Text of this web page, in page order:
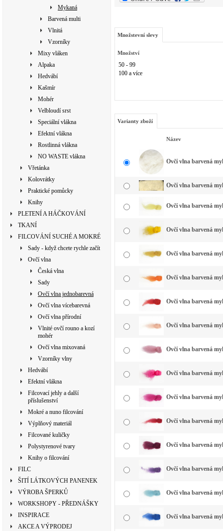
Mykaná
Barvená multi
Vlnitá
Vzorníky
Mixy vláken
Alpaka
Hedvábí
Kašmír
Mohér
Velbloudí srst
Speciální vlákna
Efektní vlákna
Rostlinná vlákna
NO WASTE vlákna
Vřetánka
Kolovrátky
Praktické pomůcky
Knihy
PLETENÍ A HÁČKOVÁNÍ
TKANÍ
FILCOVÁNÍ SUCHÉ A MOKRÉ
Sady - když chcete rychle začít
Ovčí vlna
Česká vlna
Sady
Ovčí vlna jednobarevná
Ovčí vlna vícebarevná
Ovčí vlna přírodní
Vlnité ovčí rouno a kozí
mohér
Ovčí vlna mixovaná
Vzorníky vlny
Hedvábí
Efektní vlákna
Filcovací jehly a další
příslušenství
Mokré a nuno filcování
Výplňový materiál
Filcované kuličky
Polystyrenové tvary
Knihy o filcování
FILC
ŠITÍ LÁTKOVÝCH PANENEK
VÝROBA ŠPERKŮ
WORKSHOPY - PŘEDNÁŠKY
INSPIRACE
AKCE A VÝPRODEJ
Množstevní slevy
Množství
50 - 99
100 a více
Varianty zboží
Název
Ovčí vlna barvená
Ovčí vlna barvená
Ovčí vlna barvená
Ovčí vlna barvená
Ovčí vlna barvená
Ovčí vlna barvená
Ovčí vlna barvená
Ovčí vlna barvená
Ovčí vlna barvená
Ovčí vlna barvená
Ovčí vlna barvená
Ovčí vlna barvená
Ovčí vlna barvená
Ovčí vlna barvená
Ovčí vlna barvená
Ovčí vlna barvená